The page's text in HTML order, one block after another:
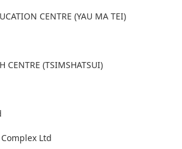
CENTRE (YAU MA TEI)
CENTRE (TSIMSHATSUI)
Ltd